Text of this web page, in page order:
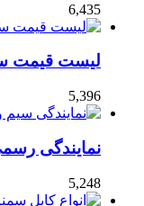
6,435
لیست قیمت
5,396
نمایندگی
5,248